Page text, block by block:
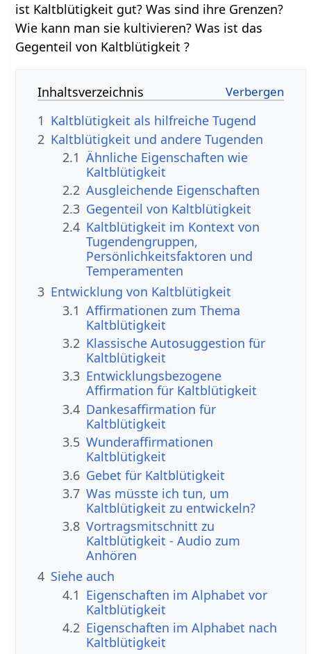
ist Kaltblütigkeit gut? Was sind ihre Grenzen?
Wie kann man sie kultivieren? Was ist das
Gegenteil von Kaltblütigkeit ?
Inhaltsverzeichnis
1 Kaltblütigkeit als hilfreiche Tugend
2 Kaltblütigkeit und andere Tugenden
2.1 Ähnliche Eigenschaften wie
Kaltblütigkeit
2.2 Ausgleichende Eigenschaften
2.3 Gegenteil von Kaltblütigkeit
2.4 Kaltblütigkeit im Kontext von
Tugendengruppen,
Persönlichkeitsfaktoren und
Temperamenten
3 Entwicklung von Kaltblütigkeit
3.1 Affirmationen zum Thema
Kaltblütigkeit
3.2 Klassische Autosuggestion für
Kaltblütigkeit
3.3 Entwicklungsbezogene
Affirmation für Kaltblütigkeit
3.4 Dankesaffirmation für
Kaltblütigkeit
3.5 Wunderaffirmationen
Kaltblütigkeit
3.6 Gebet für Kaltblütigkeit
3.7 Was müsste ich tun, um
Kaltblütigkeit zu entwickeln?
3.8 Vortragsmitschnitt zu
Kaltblütigkeit - Audio zum
Anhören
4 Siehe auch
4.1 Eigenschaften im Alphabet vor
Kaltblütigkeit
4.2 Eigenschaften im Alphabet nach
Kaltblütigkeit